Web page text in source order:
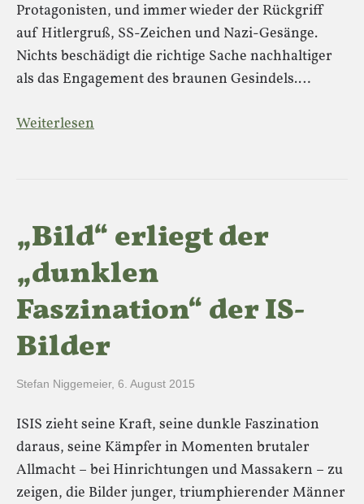
Protagonisten, und immer wieder der Rückgriff
auf Hitlergruß, SS-Zeichen und Nazi-Gesänge.
Nichts beschädigt die richtige Sache nachhaltiger
als das Engagement des braunen Gesindels.…
Weiterlesen
„Bild“ erliegt der
„dunklen
Faszination“ der IS-
Bilder
Stefan Niggemeier, 6. August 2015
ISIS zieht seine Kraft, seine dunkle Faszination
daraus, seine Kämpfer in Momenten brutaler
Allmacht – bei Hinrichtungen und Massakern – zu
zeigen, die Bilder junger, triumphierender Männer